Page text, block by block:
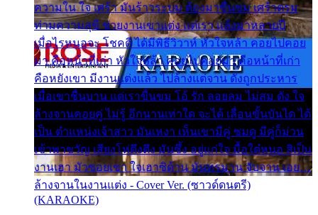
ความใน ใจ เศร้า มันร้าวระบม ต้องมาขื่นขม เศร้าตรม
ท่ามความสุขี ช่วยงานเขาแต่ง แต่เรา แล้งมาหลายปี
เมื่อไรหนอจะ โชคดี ได้มีพิธีวิวาห์ หัวใจหล้า คอยไปคอย
มา คือหน้าที่เก่า หัวใจหล้า คอยไปคอยมา คือหน้าที่เก่า
คือหยังเขา มีงานแต่งแล้ว ไปล้างแต่จาน ดั่งถูกประหาร
เมื่อเขาชื่นบาน แต่เราขื่นขม โอ้ รัก ลอยลม ไม่สม ดัง ใจ
ล้างจานคอยคู่ ไม่รู้ อีกนานเท่าใด จะได้ เลื่อนขั้นบันได ได้
เป็น ตำแหน่งเจ้าสาว มันเหงา เห็นเขามีคู่ ซมดู มีคู่ก็ม่วน
เข้าพาขวัญ เสียงโห่ตึงตึง มันซึ้ง อยู่แก่ใจ มื้อใด๋หนอ สิเป็น
งานเฮา มัวซอยเขา ใจเฮาซิด้าน มันทรมาน จับจาน เอย…
ล้างจานในงานแต่ง - Cover Ver. (ซาวด์ดนตรี)
(KARAOKE)